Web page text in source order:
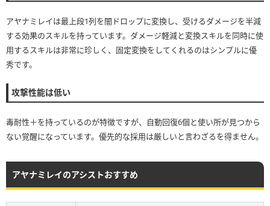
アヤナミレイは最上段1列を闇ドロップに変換し、受けるダメージを半減
する効果のスキルを持っています。ダメージ軽減と変換スキルを同時に使
用するスキルは非常に珍しく、固定変換をしてくれるのはシンプルに優
秀です。
攻撃性能は低い
毒耐性＋を持っているのが特徴ですが、自動回復6個と使い所が見つから
ない覚醒になっています。優先的な採用は厳しいと言わざるを得ません。
アヤナミレイのアシストおすすめ